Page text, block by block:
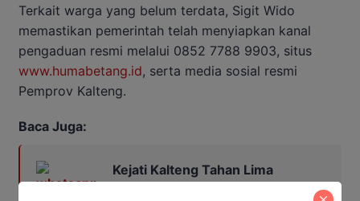
Terkait warga yang belum terdata, Sigit Wido
memastikan pemerintah telah menyiapkan kanal
pengaduan resmi melalui 0852 7788 9903, situs
www.humabetang.id, serta media sosial resmi
Pemprov Kalteng.
Baca Juga:
Kejati Kalteng Tahan Lima
Komisioner KPU Kotim, Kerugian